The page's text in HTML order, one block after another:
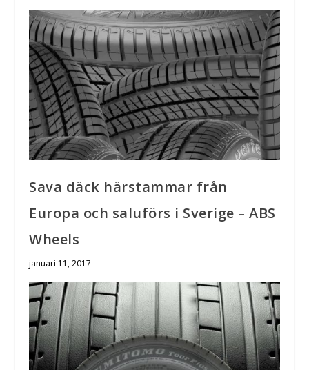
Sava däck härstammar från
Europa och saluförs i Sverige – ABS
Wheels
januari 11, 2017